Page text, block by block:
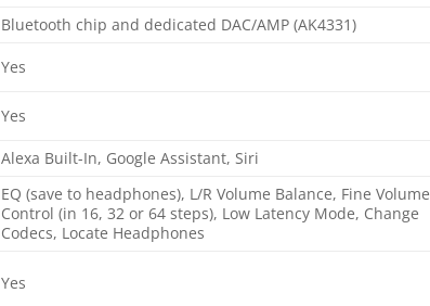
Bluetooth chip and dedicated DAC/AMP (AK4331)
Yes
Yes
Alexa Built-In, Google Assistant, Siri
EQ (save to headphones), L/R Volume Balance, Fine Volume
Control (in 16, 32 or 64 steps), Low Latency Mode, Change
Codecs, Locate Headphones
Yes